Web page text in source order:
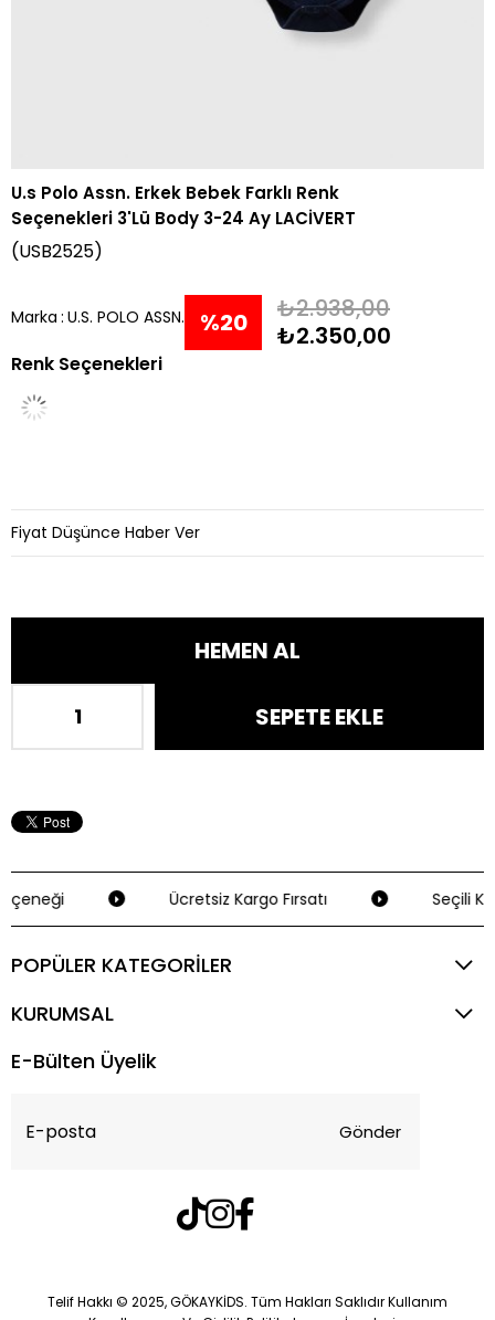
U.s Polo Assn. Erkek Bebek Farklı Renk
Seçenekleri 3'Lü Body 3-24 Ay LACİVERT
(USB2525)
Marka : U.S. POLO ASSN. %20
₺2.938,00
₺2.350,00
Renk Seçenekleri
Fiyat Düşünce Haber Ver
Ücretsiz Kargo Fırsatı Seçili
POPÜLER KATEGORİLER
KURUMSAL
E-Bülten Üyelik
Gönder
Telif Hakkı © 2025, GÖKAYKİDS. Tüm Hakları Saklıdır Kullanım